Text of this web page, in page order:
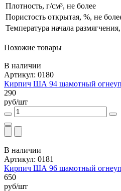
Плотность, г/см³, не более
Пористость открытая, %, не
Температура начала
Похожие товары
В наличии
Артикул: 0180
Кирпич ША 94 шамотный
290
руб/шт
В наличии
Артикул: 0181
Кирпич ША 96 шамотный
650
руб/шт